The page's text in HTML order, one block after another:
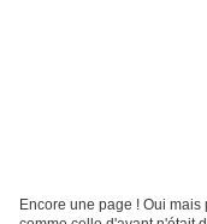
Encore une page ! Oui